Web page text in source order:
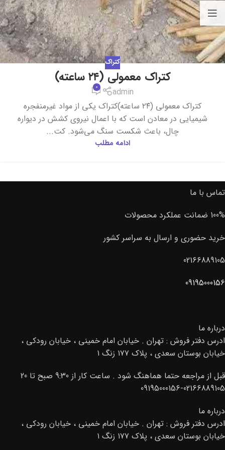
کتراک
کتراک معمولی (۲۴ ساعته)
admin
0
کتراک معمولی (۲۴ ساعته)کتراک یکی از مواد غیرمنفجره
شیمیایی در معادن است که با اعمال نیروی کشش در دیواره
چال، باعث شکست سنگ می‌شود. کت...
ادامه مطلب
تماس با ما
100% ضمانت عملکرد محصولات
خرید حضوری و ارسال به سراسر کشور
02166889105
09195000156
درباره ما
ادرس دفتر فروش : تهران . خیابان امام خمینی ، خیابان رودکی ،
خیابان بوستان سعدی ، پلاک ۱۷۷ زنگ ۱
قبل از مراجعه حتما هماهنگ شود . ساعت کار از 9:30 صبح تا 20
02166889105-09195000156
درباره ما
ادرس دفتر فروش : تهران . خیابان امام خمینی ، خیابان رودکی ،
خیابان بوستان سعدی ، پلاک ۱۷۷ زنگ ۱